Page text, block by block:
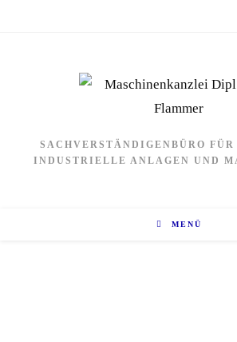
SACHVERSTÄNDIGENBÜRO
INDUSTRIELLE ANLAGEN UND
MENÜ